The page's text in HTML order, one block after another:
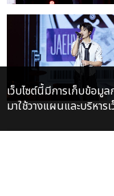
เว็บไซต์นี้มีการเก็บข้อมู
มาใช้วางแผนและบริหาร